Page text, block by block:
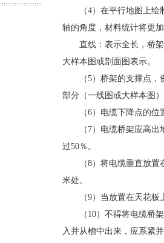
（4）在平行地图上绘制
轴的角度，材料统计将更
直线：表示全长，桥架
大样本图或剖面图表示。
（5）桥架的支撑点，例
部分（一线图或大样本图
（6）电缆下降点的位置
（7）电缆桥架应高出地
过50％。
（8）将电缆垂直放置在
米处。
（9）当放置在天花板上
（10）不得将电缆桥架
入并从槽中出来，应系紧